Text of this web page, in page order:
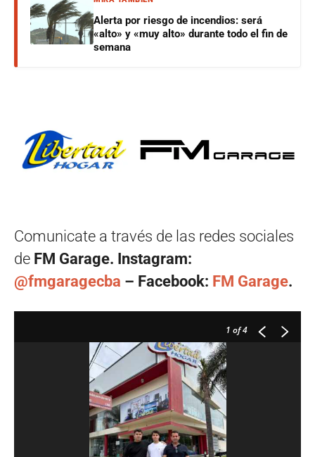
Alerta por riesgo de incendios: será
«alto» y «muy alto» durante todo el fin de
semana
Comunicate a través de las redes sociales
de FM Garage. Instagram:
@fmgaragecba – Facebook: FM Garage.
1 of 4